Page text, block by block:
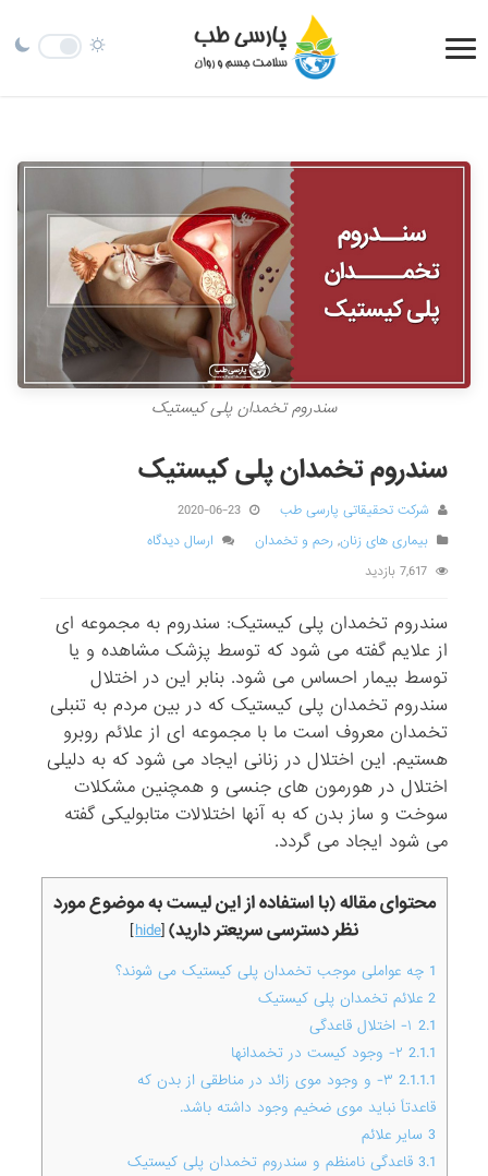
سندروم تخمدان پلی کیستیک
سندروم تخمدان پلی کیستیک
شرکت تحقیقاتی پارسی طب
2020-06-23
بیماری های زنان,رحم و تخمدان
ارسال دیدگاه
7,617 بازدید
سندروم تخمدان پلی کیستیک: سندروم به مجموعه ای
از علایم گفته می شود که توسط پزشک مشاهده و یا
توسط بیمار احساس می شود. بنابر این در اختلال
سندروم تخمدان پلی کیستیک که در بین مردم به تنبلی
تخمدان معروف است ما با مجموعه ای از علائم روبرو
هستیم. این اختلال در زنانی ایجاد می شود که به دلیلی
اختلال در هورمون های جنسی و همچنین مشکلات
سوخت و ساز بدن که به آنها اختلالات متابولیکی گفته
می شود ایجاد می گردد.
محتوای مقاله (با استفاده از این لیست به موضوع مورد
نظر دسترسی سریعتر دارید)[
hide
]
1 چه عواملی موجب تخمدان پلی کیستیک می شوند؟
2 علائم تخمدان پلی کیستیک
2.1
2.1.1
2.1.1.1
۳- و وجود موی زائد در مناطقی از بدن که
قاعدتاً نباید موی ضخیم وجود داشته باشد.
3 سایر علائم
3.1 قاعدگی نامنظم و سندروم تخمدان پلی کیستیک